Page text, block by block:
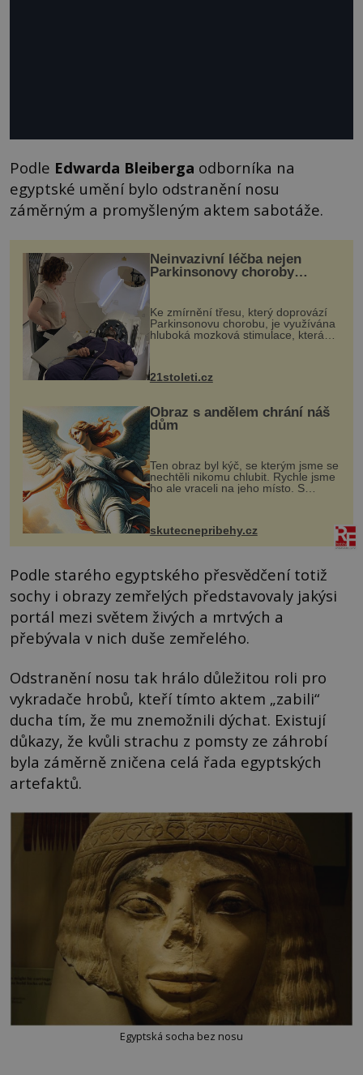
Podle Edwarda Bleiberga odborníka na
egyptské umění bylo odstranění nosu
záměrným a promyšleným aktem sabotáže.
Neinvazivní léčba nejen
Parkinsonovy choroby
Ke zmírnění třesu, který doprovází
Parkinsonovu chorobu, je využívána
hluboká mozková stimulace, která
však vyžaduje vysoce invazivní
zákrok. Ultrazvuk zase není vhodný
k dostatečně přesnému zacílení ...
21stoleti.cz
Obraz s andělem chrání náš
dům
Ten obraz byl kýč, se kterým jsme se
nechtěli nikomu chlubit. Rychle jsme
ho ale vraceli na jeho místo. S
manželem Vaškem jsme si pořídili
chaloupku, takový domek na severu
Čech, kde jsme si naplánova...
skutecnepribehy.cz
Podle starého egyptského přesvědčení totiž
sochy i obrazy zemřelých představovaly jakýsi
portál mezi světem živých a mrtvých a
přebývala v nich duše zemřelého.
Odstranění nosu tak hrálo důležitou roli pro
vykradače hrobů, kteří tímto aktem „zabili“
ducha tím, že mu znemožnili dýchat. Existují
důkazy, že kvůli strachu z pomsty ze záhrobí
byla záměrně zničena celá řada egyptských
artefaktů.
Egyptská socha bez nosu